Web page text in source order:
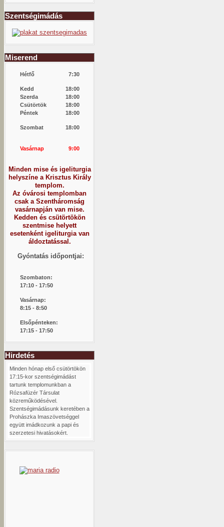
Szentségimádás
Miserend
Hétfő 7:30
Kedd
18:00
Szerda
18:00
Csütörtök
18:00
Péntek
18:00
Szombat 18:00
Vasárnap 9:00
Minden mise és igeliturgia
helyszíne a Krisztus Király
templom.
Az óvárosi templomban
csak a Szentháromság
vasárnapján van mise.
Kedden és csütörtökön
szentmise helyett
esetenként igeliturgia van
áldoztatással.
Gyóntatás időpontjai:
Szombaton:
1 7:10 - 17:50
Vasárnap:
8:15 - 8:50
Elsőpénteken:
17:15 - 17:50
Hirdetés
Minden hónap első csütörtökön
17:15-kor szentségimádást
tartunk templomunkban a
Rózsafüzér Társulat
közreműködésével.
Szentségimádásunk keretében a
Prohászka Imaszövetséggel
együtt imádkozunk a papi és
szerzetesi hivatásokért.